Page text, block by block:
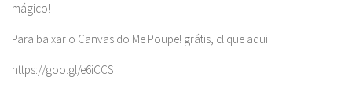
mágico!
Para baixar o Canvas do Me Poupe! grátis, clique aqui:
https://goo.gl/e6iCCS